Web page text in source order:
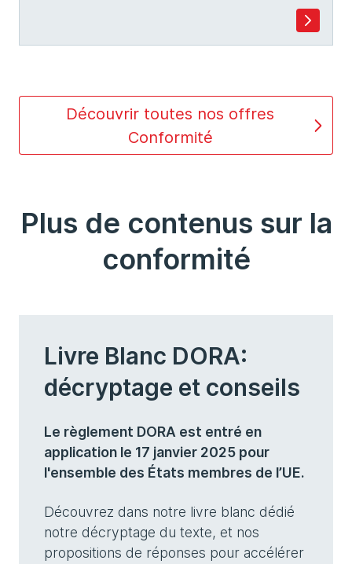
Découvrir toutes nos offres
Conformité
Plus de contenus sur la
conformité
Livre Blanc DORA:
décryptage et conseils
Le règlement DORA est entré en
application le 17 janvier 2025 pour
l'ensemble des États membres de l’UE.
Découvrez dans notre livre blanc dédié
notre décryptage du texte, et nos
propositions de réponses pour accélérer